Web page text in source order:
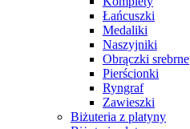
Łańcuszki
Medaliki
Naszyjniki
Obrączki srebrne
Pierścionki
Ryngraf
Zawieszki
Biżuteria z platyny